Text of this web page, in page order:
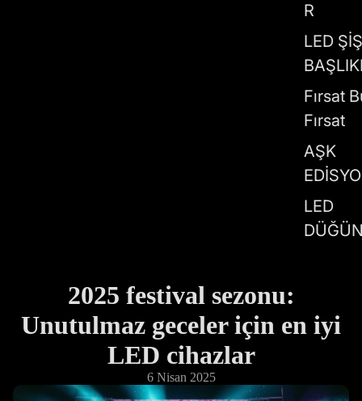
R
LED
Fırsat
Fırsat
AŞK
LED
2025 festival sezonu:
Unutulmaz geceler için en iyi
LED cihazlar
6 Nisan 2025